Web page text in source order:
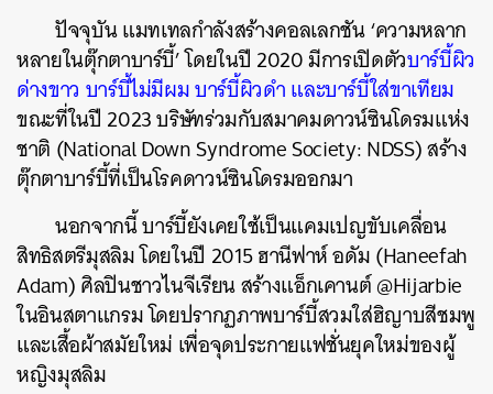
ปัจจุบัน แมทเทลกำลังสร้างคอลเลกชัน ‘ความหลาก
หลายในตุ๊กตาบาร์บี้’ โดยในปี 2020 มีการเปิดตัวบาร์บี้ผิว
ด่างขาว บาร์บี้ไม่มีผม บาร์บี้ผิวดำ และบาร์บี้ใส่ขาเทียม
ขณะที่ในปี 2023 บริษัทร่วมกับสมาคมดาวน์ซินโดรมแห่ง
ชาติ (National Down Syndrome Society: NDSS) สร้าง
ตุ๊กตาบาร์บี้ที่เป็นโรคดาวน์ซินโดรมออกมา
นอกจากนี้ บาร์บี้ยังเคยใช้เป็นแคมเปญขับเคลื่อน
สิทธิสตรีมุสลิม โดยในปี 2015 ฮานีฟาห์ อดัม (Haneefah
Adam) ศิลปินชาวไนจีเรียน สร้างแอ็กเคานต์ @Hijarbie
ในอินสตาแกรม โดยปรากฏภาพบาร์บี้สวมใส่ฮิญาบสีชมพู
และเสื้อผ้าสมัยใหม่ เพื่อจุดประกายแฟชั่นยุคใหม่ของผู้
หญิงมุสลิม